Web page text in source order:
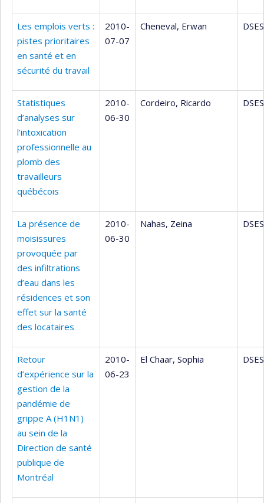
Les emplois verts :
pistes prioritaires
en santé et en
sécurité du travail
2010-
07-07
Cheneval, Erwan
Statistiques
d’analyses sur
l’intoxication
professionnelle au
plomb des
travailleurs
québécois
2010-
06-30
Cordeiro, Ricardo
La présence de
moisissures
provoquée par
des infiltrations
d’eau dans les
résidences et son
effet sur la santé
des locataires
2010-
06-30
Nahas, Zeina
Retour
d’expérience sur la
gestion de la
pandémie de
grippe A (H1N1)
au sein de la
Direction de santé
publique de
Montréal
2010-
06-23
El Chaar, Sophia